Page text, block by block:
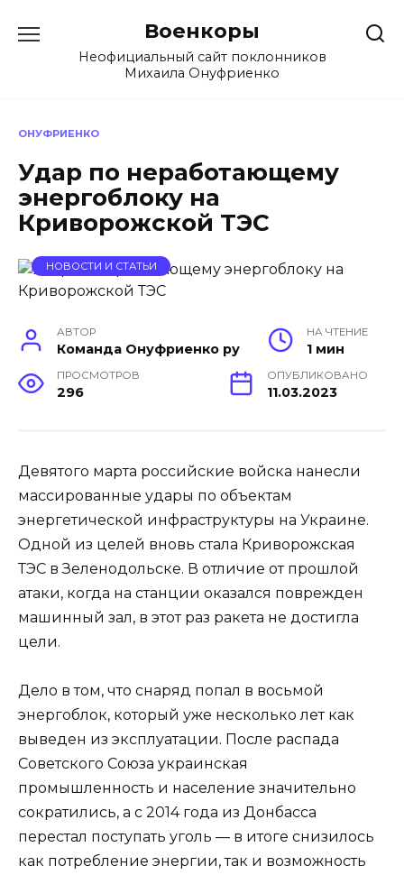
содержанию
Военкоры
Неофициальный сайт поклонников
Михаила Онуфриенко
ОНУФРИЕНКО
Удар по неработающему
энергоблоку на
Криворожской ТЭС
НОВОСТИ И СТАТЬИ
АВТОР
Команда Онуфриенко ру
НА ЧТЕНИЕ
1 мин
ПРОСМОТРОВ
296
ОПУБЛИКОВАНО
11.03.2023
Девятого марта российские войска нанесли
массированные удары по объектам
энергетической инфраструктуры на Украине.
Одной из целей вновь стала Криворожская
ТЭС в Зеленодольске. В отличие от прошлой
атаки, когда на станции оказался поврежден
машинный зал, в этот раз ракета не достигла
цели.
Дело в том, что снаряд попал в восьмой
энергоблок, который уже несколько лет как
выведен из эксплуатации. После распада
Советского Союза украинская
промышленность и население значительно
сократились, а с 2014 года из Донбасса
перестал поступать уголь — в итоге снизилось
как потребление энергии, так и возможность